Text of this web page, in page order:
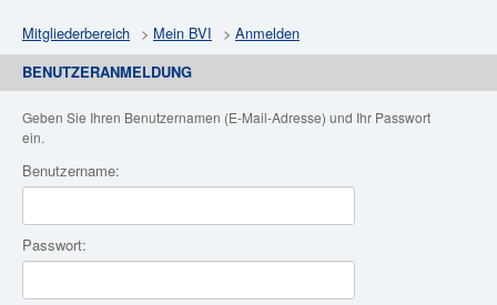
Mitgliederbereich > Mein BVI > Anmelden
BENUTZERANMELDUNG
Geben Sie Ihren Benutzernamen (E-Mail-Adresse) und Ihr Passwort
ein.
Benutzername:
Passwort: